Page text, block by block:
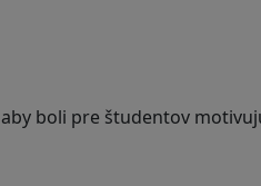
boli pre študentov